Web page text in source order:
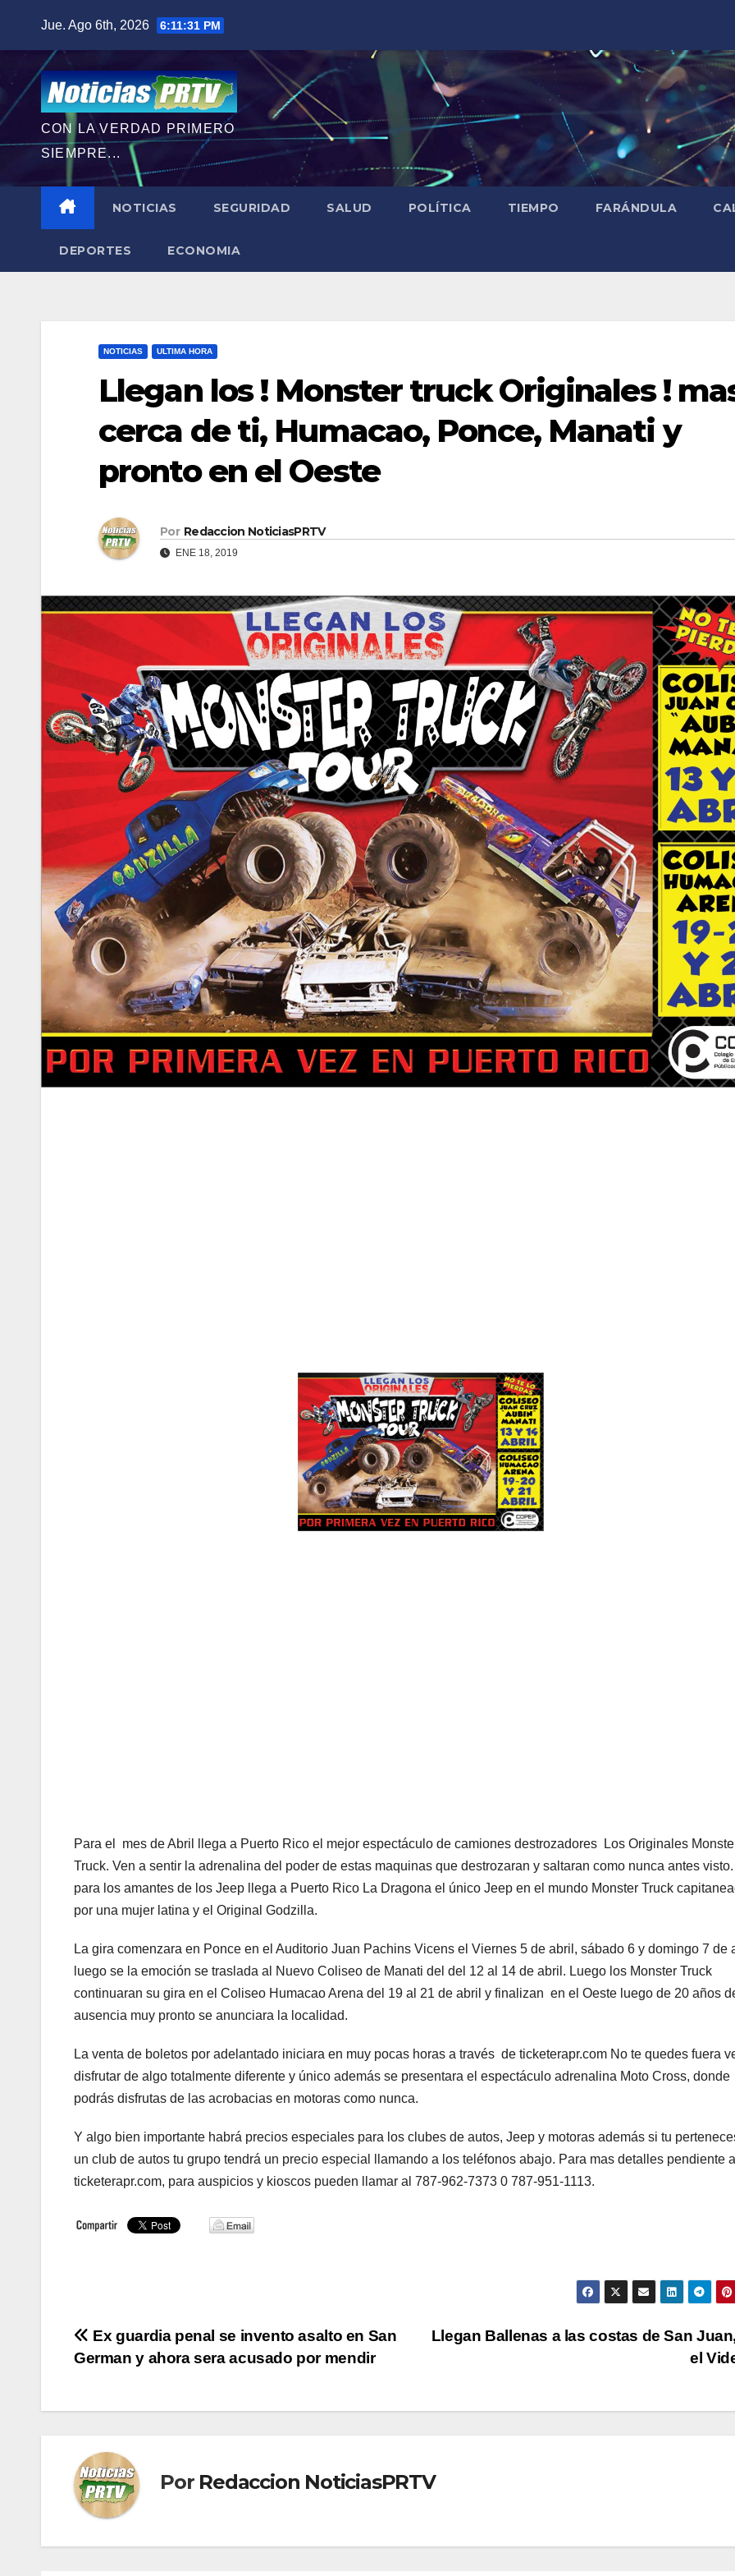
contenido
Jue. Ago 6th, 2026 6:11:33 PM
CON LA VERDAD PRIMERO
SIEMPRE...
NOTICIAS SEGURIDAD SALUD POLÍTICA TIEMPO FARÁNDULA
DEPORTES ECONOMIA
NOTICIAS ULTIMA HORA
Llegan los ! Monster truck Originales !
cerca de ti, Humacao, Ponce, Manati y
pronto en el Oeste
Por Redaccion NoticiasPRTV
ENE 18, 2019
Para el mes de Abril llega a Puerto Rico el mejor espectáculo de camiones destrozadores Los Originales
Truck. Ven a sentir la adrenalina del poder de estas maquinas que destrozaran y saltaran como nunca antes
para los amantes de los Jeep llega a Puerto Rico La Dragona el único Jeep en el mundo Monster Truck
por una mujer latina y el Original Godzilla.
La gira comenzara en Ponce en el Auditorio Juan Pachins Vicens el Viernes 5 de abril, sábado 6 y domingo 7 de
luego se la emoción se traslada al Nuevo Coliseo de Manati del del 12 al 14 de abril. Luego los Monster Truck
continuaran su gira en el Coliseo Humacao Arena del 19 al 21 de abril y finalizan en el Oeste luego de 20 años
ausencia muy pronto se anunciara la localidad.
La venta de boletos por adelantado iniciara en muy pocas horas a través de ticketerapr.com No te quedes fuera
disfrutar de algo totalmente diferente y único además se presentara el espectáculo adrenalina Moto Cross, donde
podrás disfrutas de las acrobacias en motoras como nunca.
Y algo bien importante habrá precios especiales para los clubes de autos, Jeep y motoras además si tu
un club de autos tu grupo tendrá un precio especial llamando a los teléfonos abajo. Para mas detalles pendiente a
ticketerapr.com, para auspicios y kioscos pueden llamar al 787-962-7373 0 787-951-1113.
Navegación
entradas
Llegan Ballenas a las costas de San
el
Ex guardia penal se invento asalto en San
German y ahora sera acusado por mendir
Por Redaccion NoticiasPRTV